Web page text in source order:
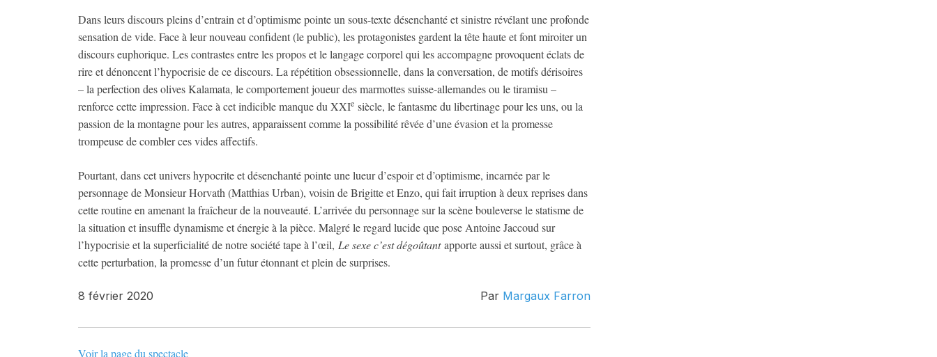
Dans leurs discours pleins d’entrain et d’optimisme pointe un sous-texte désenchanté et sinistre révélant une profonde
sensation de vide. Face à leur nouveau confident (le public), les protagonistes gardent la tête haute et font miroiter un
discours euphorique. Les contrastes entre les propos et le langage corporel qui les accompagne provoquent éclats de
rire et dénoncent l’hypocrisie de ce discours. La répétition obsessionnelle, dans la conversation, de motifs dérisoires
– la perfection des olives Kalamata, le comportement joueur des marmottes suisse-allemandes ou le tiramisu –
renforce cette impression. Face à cet indicible manque du XXIe siècle, le fantasme du libertinage pour les uns, ou la
passion de la montagne pour les autres, apparaissent comme la possibilité rêvée d’une évasion et la promesse
trompeuse de combler ces vides affectifs.
Pourtant, dans cet univers hypocrite et désenchanté pointe une lueur d’espoir et d’optimisme, incarnée par le
personnage de Monsieur Horvath (Matthias Urban), voisin de Brigitte et Enzo, qui fait irruption à deux reprises dans
cette routine en amenant la fraîcheur de la nouveauté. L’arrivée du personnage sur la scène bouleverse le statisme de
la situation et insuffle dynamisme et énergie à la pièce. Malgré le regard lucide que pose Antoine Jaccoud sur
l’hypocrisie et la superficialité de notre société tape à l’œil, Le sexe c’est dégoûtantapporte aussi et surtout, grâce à
cette perturbation, la promesse d’un futur étonnant et plein de surprises.
8 février 2020 Par Margaux Farron
Voir la page du spectacle